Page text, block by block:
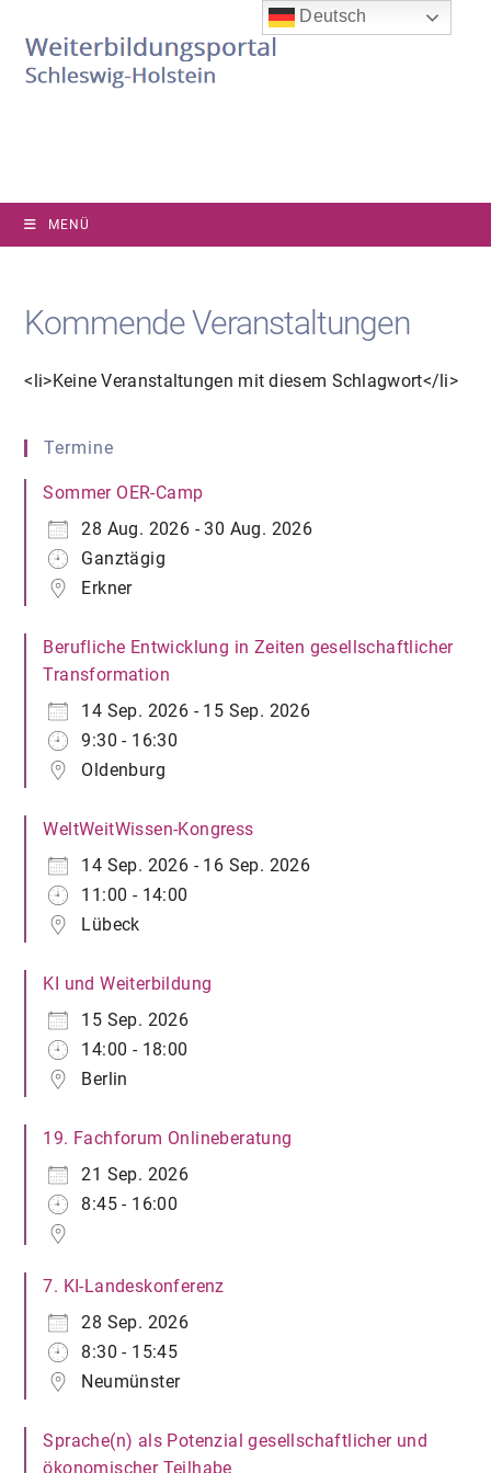
Inhalt
springen
MENÜ
Kommende Veranstaltungen
<li>Keine Veranstaltungen mit diesem Schlagwort</li>
Termine
Sommer OER-Camp
28 Aug. 2026 - 30 Aug. 2026
Ganztägig
Erkner
Berufliche Entwicklung in Zeiten gesellschaftlicher
Transformation
14 Sep. 2026 - 15 Sep. 2026
9:30 - 16:30
Oldenburg
WeltWeitWissen-Kongress
14 Sep. 2026 - 16 Sep. 2026
11:00 - 14:00
Lübeck
KI und Weiterbildung
15 Sep. 2026
14:00 - 18:00
Berlin
19. Fachforum Onlineberatung
21 Sep. 2026
8:45 - 16:00
7. KI-Landeskonferenz
28 Sep. 2026
8:30 - 15:45
Neumünster
Sprache(n) als Potenzial gesellschaftlicher und
ökonomischer Teilhabe
Deutsch